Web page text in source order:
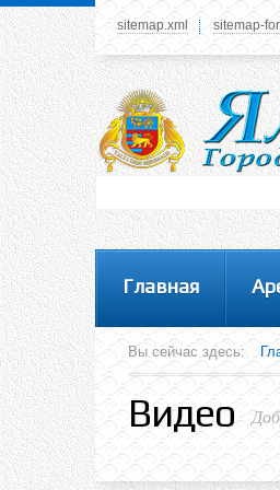
У вас нет прав
пожалуйста,
логином или
вам пользоваться
sitemap.xml sitemap-
Главная
Вы сейчас здесь:
Видео